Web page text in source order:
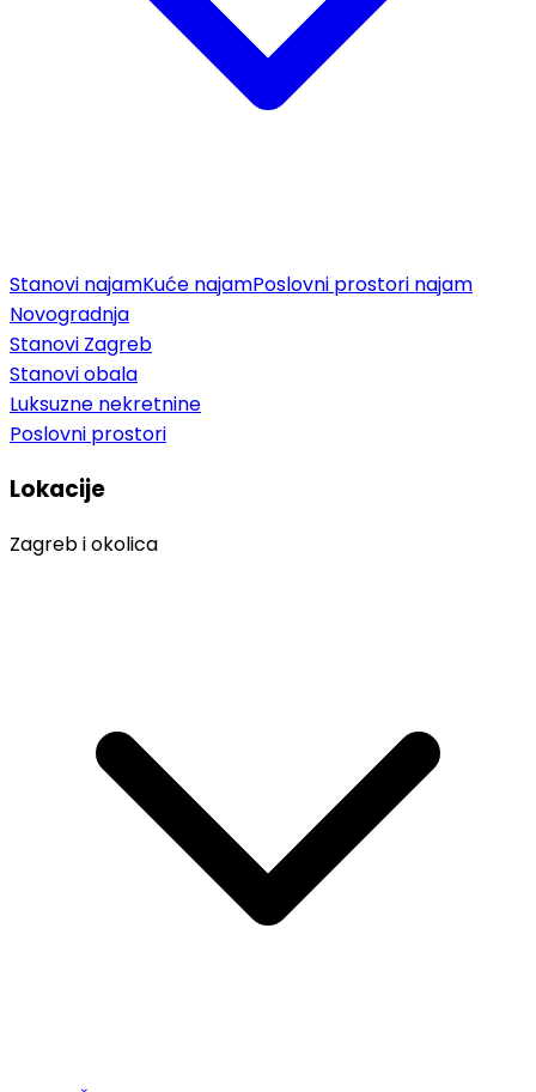
Stanovi najamKuće najamPoslovni prostori najam
Novogradnja
Stanovi Zagreb
Stanovi obala
Luksuzne nekretnine
Poslovni prostori
Lokacije
Zagreb i okolica